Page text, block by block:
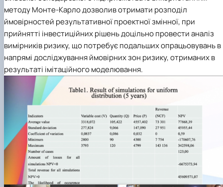
методу Монте-Карло дозволив отримати розподіл
ймовірностей результативної проектної змінної, при
прийнятті інвестиційних рішень доцільно провести аналіз
вимірників ризику, що потребує подальших опрацьовувань в
напрямі досліджування ймовірних зон ризику, отриманих в
результаті імітаційного моделювання.